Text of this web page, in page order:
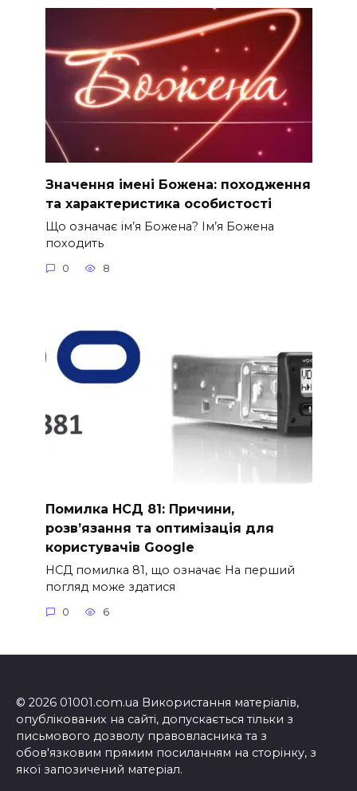
Значення імені Божена: походження
та характеристика особистості
Що означає ім’я Божена? Ім’я Божена
походить
0 8
Помилка НСД 81: Причини,
розв’язання та оптимізація для
користувачів Google
НСД помилка 81, що означає На перший
погляд може здатися
0 6
© 2026 01001.com.ua Використання матеріалів,
опублікованих на сайті, допускається тільки з
письмового дозволу правовласника та з
обов'язковим прямим посиланням на сторінку, з
якої запозичений матеріал.